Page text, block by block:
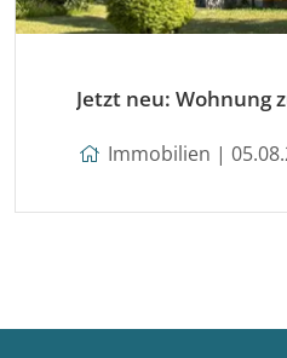
Immobilien |